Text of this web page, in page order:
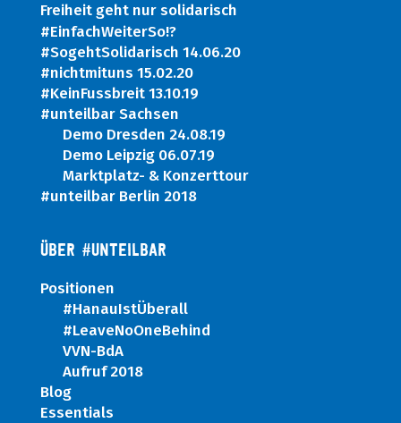
Freiheit geht nur solidarisch
#EinfachWeiterSo!?
#SogehtSolidarisch 14.06.20
#nichtmituns 15.02.20
#KeinFussbreit 13.10.19
#unteilbar Sachsen
Demo Dresden 24.08.19
Demo Leipzig 06.07.19
Marktplatz- & Konzerttour
#unteilbar Berlin 2018
ÜBER #UNTEILBAR
Positionen
#HanauIstÜberall
#LeaveNoOneBehind
VVN-BdA
Aufruf 2018
Blog
Essentials